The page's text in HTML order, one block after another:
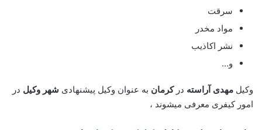
سرقت
مواد مخدر
نشر اکاذیب
و…
وکیل مهدی آراسته در کرمان به عنوان وکیل پیشنهادی شهر وکیل در
امور کیفری معرفی میشوند ،